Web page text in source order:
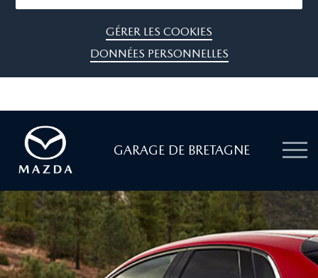
GÉRER LES COOKIES
DONNÉES PERSONNELLES
GARAGE DE BRETAGNE